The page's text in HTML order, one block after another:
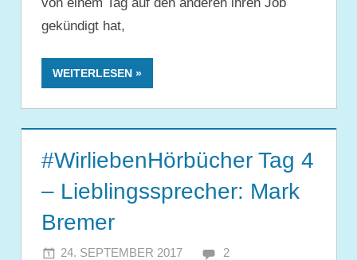
gekündigt hat,
WEITERLESEN
#WirliebenHörbücher Tag 4
– Lieblingssprecher: Mark
Bremer
24. SEPTEMBER 2017 JULIA
2